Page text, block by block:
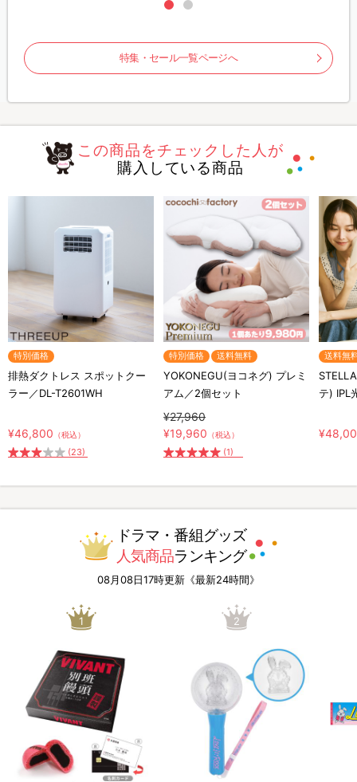
特集・セール一覧ページへ
この商品をチェックした人が
購入している商品
特別価格
排熱ダクトレス スポットクー
ラー／DL-T2601WH
¥46,800 （税込）
(23)
特別価格 送料無料
YOKONEGU(ヨコネグ) プレミ
アム／2個セット
¥27,960
¥19,960 （税込）
(1)
送料無
テ) IPL
ドラマ・番組グッズ
人気商品ランキング
08月08日17時更新《最新24時間》
1 2